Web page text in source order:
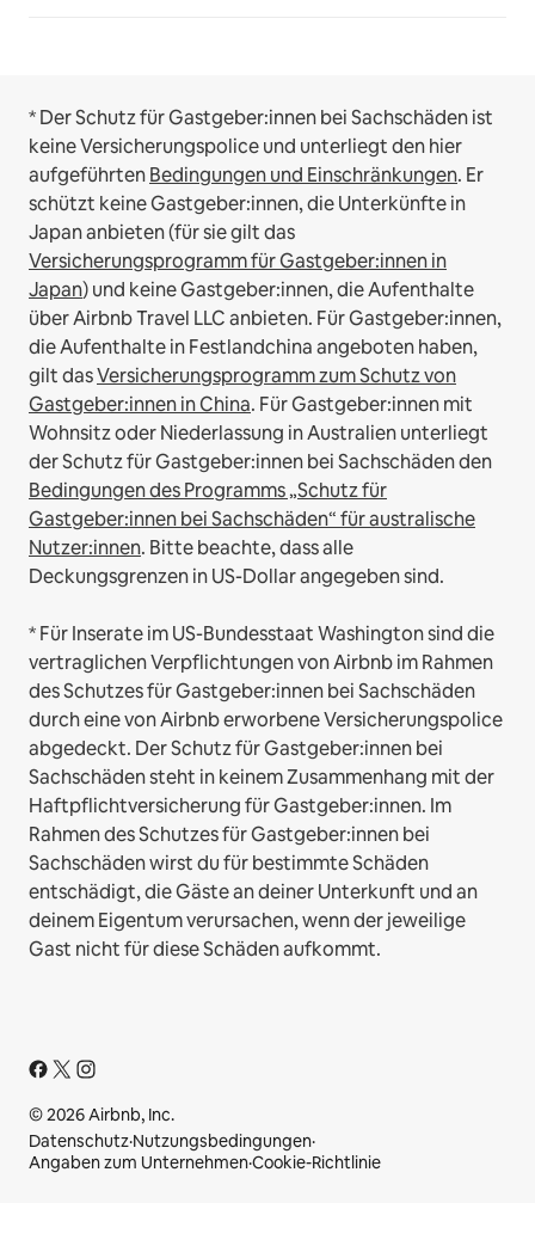
* Der Schutz für Gastgeber:innen bei Sachschäden ist
keine Versicherungspolice und unterliegt den hier
aufgeführtenBedingungen und Einschränkungen. Er
schützt keine Gastgeber:innen, die Unterkünfte in
Japan anbieten (für sie gilt das
Versicherungsprogramm für Gastgeber:innen in
Japan) und keine Gastgeber:innen, die Aufenthalte
über Airbnb Travel LLC anbieten. Für Gastgeber:innen,
die Aufenthalte in Festlandchina angeboten haben,
gilt dasVersicherungsprogramm zum Schutz von
Gastgeber:innen in China. Für Gastgeber:innen mit
Wohnsitz oder Niederlassung in Australien unterliegt
der Schutz für Gastgeber:innen bei Sachschäden den
Bedingungen des Programms „Schutz für
Gastgeber:innen bei Sachschäden“ für australische
Nutzer:innen. Bitte beachte, dass alle
Deckungsgrenzen in US-Dollar angegeben sind.
* Für Inserate im US-Bundesstaat Washington sind die
vertraglichen Verpflichtungen von Airbnb im Rahmen
des Schutzes für Gastgeber:innen bei Sachschäden
durch eine von Airbnb erworbene Versicherungspolice
abgedeckt. Der Schutz für Gastgeber:innen bei
Sachschäden steht in keinem Zusammenhang mit der
Haftpflichtversicherung für Gastgeber:innen. Im
Rahmen des Schutzes für Gastgeber:innen bei
Sachschäden wirst du für bestimmte Schäden
entschädigt, die Gäste an deiner Unterkunft und an
deinem Eigentum verursachen, wenn der jeweilige
Gast nicht für diese Schäden aufkommt.
© 2026 Airbnb, Inc.
Datenschutz·Nutzungsbedingungen·
Angaben zum Unternehmen·Cookie-Richtlinie